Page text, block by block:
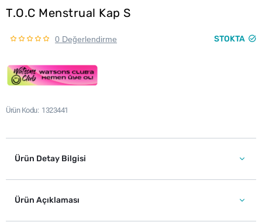
T.O.C Menstrual Kap S
0 Değerlendirme STOKTA
Ürün Kodu 1323441
Ürün Detay Bilgisi
Ürün Açıklaması